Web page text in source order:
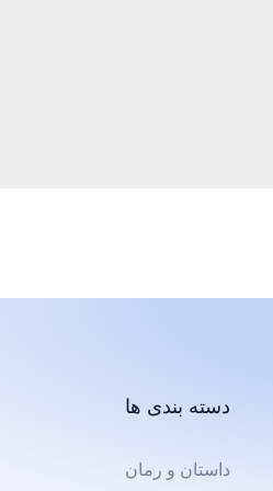
دسته بندی ها
داستان و رمان